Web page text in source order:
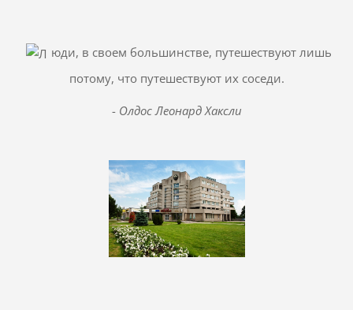
юди, в своем большинстве, путешествуют лишь
потому, что путешествуют их соседи.
- Олдос Леонард Хаксли